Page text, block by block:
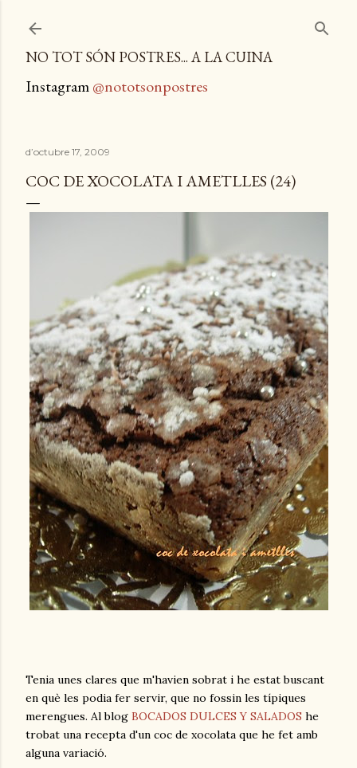
NO TOT SÓN POSTRES... A LA CUINA
Instagram@nototsonpostres
d’octubre 17, 2009
COC DE XOCOLATA I AMETLLES (24)
Tenia unes clares que m'havien sobrat i he estat buscant
en què les podia fer servir, que no fossin les típiques
merengues. Al blog BOCADOS DULCES Y SALADOS he
trobat una recepta d'un coc de xocolata que he fet amb
alguna variació.